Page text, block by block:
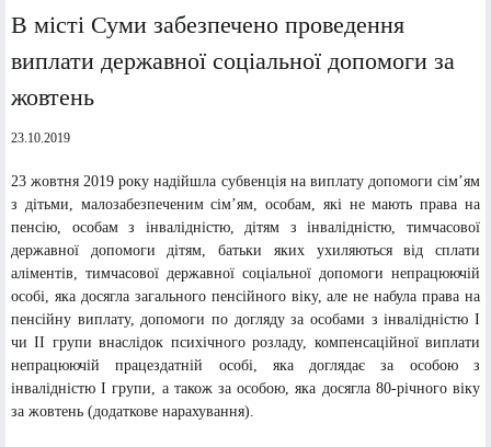
В місті Суми забезпечено проведення
виплати державної соціальної допомоги за
жовтень
23.10.2019
23 жовтня 2019 року надійшла субвенція на виплату допомоги сім’ям
з дітьми, малозабезпеченим сім’ям, особам, які не мають права на
пенсію, особам з інвалідністю, дітям з інвалідністю, тимчасової
державної допомоги дітям, батьки яких ухиляються від сплати
аліментів, тимчасової державної соціальної допомоги непрацюючій
особі, яка досягла загального пенсійного віку, але не набула права на
пенсійну виплату, допомоги по догляду за особами з інвалідністю I
чи II групи внаслідок психічного розладу, компенсаційної виплати
непрацюючій працездатній особі, яка доглядає за особою з
інвалідністю І групи, а також за особою, яка досягла 80-річного віку
за жовтень (додаткове нарахування).